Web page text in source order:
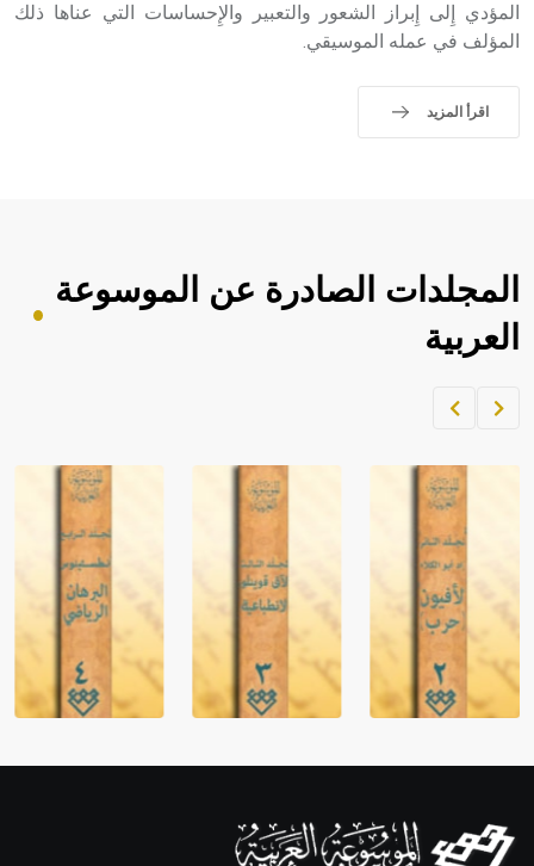
المؤدي إِلى إِبراز الشعور والتعبير والإِحساسات التي عناها ذلك
المؤلف في عمله الموسيقي.
اقرأ المزيد
المجلدات الصادرة عن الموسوعة
العربية